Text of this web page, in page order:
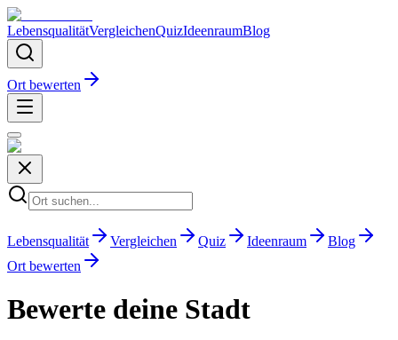
LebensqualitätVergleichenQuizIdeenraumBlog
Ort bewerten
Lebensqualität Vergleichen Quiz Ideenraum
Blog
Ort bewerten
Bewerte deine Stadt